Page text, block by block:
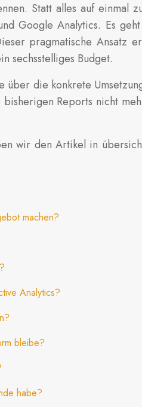
Statt alles auf einmal
Google Analytics. Es
pragmatische Ansatz
sechsstelliges Budget.
die konkrete
Reports nicht
wir den Artikel in
machen?
Analytics?
bleibe?
habe?